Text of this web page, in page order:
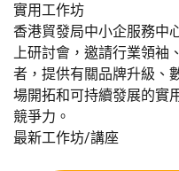
實用工作坊
香港貿發局中小企服務中
上研討會，邀請行業領袖
者，提供有關品牌升級、
場開拓和可持續發展的實
競爭力。
最新工作坊/講座